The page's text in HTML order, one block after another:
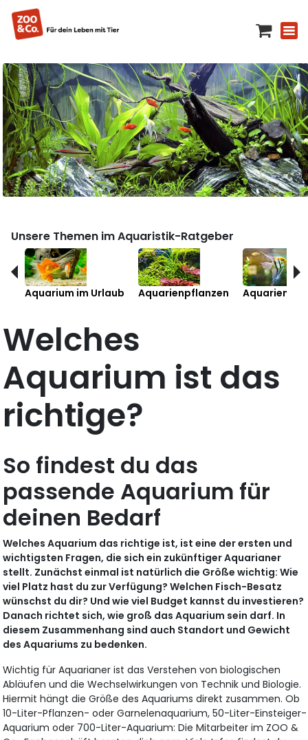
Unsere Themen im Aquaristik-Ratgeber
Aquarium im Urlaub Aquarienpflanzen
Welches
Aquarium ist das
richtige?
So findest du das
passende Aquarium für
deinen Bedarf
Welches Aquarium das richtige ist, ist eine der ersten und
wichtigsten Fragen, die sich ein zukünftiger Aquarianer
stellt. Zunächst einmal ist natürlich die Größe wichtig: Wie
viel Platz hast du zur Verfügung? Welchen Fisch-Besatz
wünschst du dir? Und wie viel Budget kannst du investieren?
Danach richtet sich, wie groß das Aquarium sein darf. In
diesem Zusammenhang sind auch Standort und Gewicht
des Aquariums zu bedenken.
Wichtig für Aquarianer ist das Verstehen von biologischen
Abläufen und die Wechselwirkungen von Technik und Biologie.
Hiermit hängt die Größe des Aquariums direkt zusammen. Ob
10-Liter-Pflanzen- oder Garnelenaquarium, 50-Liter-Einsteiger-
Aquarium oder 700-Liter-Aquarium: Die Mitarbeiter im ZOO &